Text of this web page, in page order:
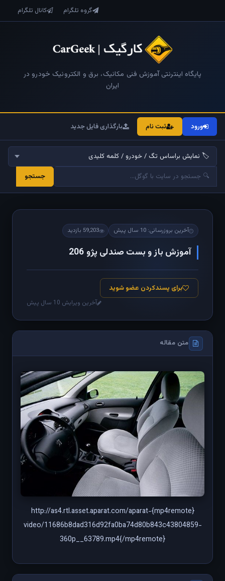
گروه تلگرام کانال تلگرام
پایگاه اینترنتی آموزش فنی مکانیک، برق و الکترونیک خودرو در
ایران
ورود ثبت نام بارگذاری فایل جدید
جستجو
آخرین بروزرسانی: 10 سال پیش 59,203 بازدید
آموزش باز و بست صندلی پژو 206
برای پسندکردن عضو شوید
آخرین ویرایش 10 سال پیش
متن مقاله
{mp4remote}http://as4.rtl.asset.aparat.com/aparat-
video/11686b8dad316d92fa0ba74d80b843c43804859-
360p__63789.mp4{/mp4remote}